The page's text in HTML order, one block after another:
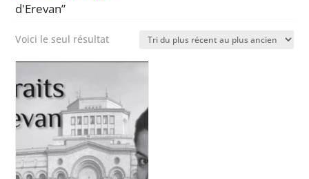
d'Erevan”
Voici le seul résultat